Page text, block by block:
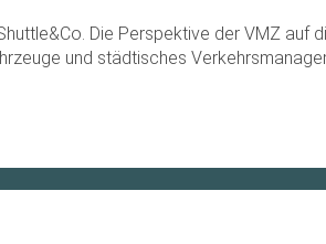
Die Perspektive der VMZ auf
und städtisches